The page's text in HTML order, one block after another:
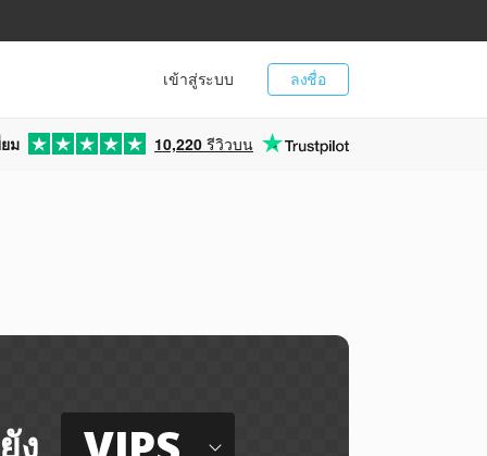
ลงชื่อ
เข้าสู่ระบบ
ม 10,220 รีวิวบน
ง